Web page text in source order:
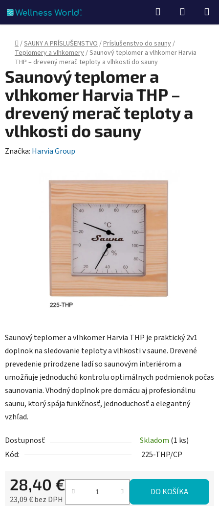
na
obsah
Hľadať
KOŠÍK
Domov
/SAUNY A PRÍSLUŠENSTVO/Príslušenstvo do sauny/
Teplomery a vlhkomery/Saunový teplomer a vlhkomer Harvia
THP – drevený merač teploty a vlhkosti do sauny
Saunový teplomer a vlhkomer Harvia THP je praktický 2v1
doplnok na sledovanie teploty a vlhkosti v saune. Drevené
prevedenie prirodzene ladí so saunovým interiérom a
umožňuje jednoduchú kontrolu optimálnych podmienok počas
saunovania. Vhodný doplnok pre domácu aj profesionálnu
saunu, ktorý spája funkčnosť, jednoduchosť a elegantný
vzhľad.
Dostupnosť Skladom (1 ks)
Kód:
225-THP/CP
28,40 €
23,09 € bez DPH
DO KOŠÍKA
Saunový teplomer a
vlhkomer Harvia THP –
drevený merač teploty a
vlhkosti do sauny
Značka: Harvia Group